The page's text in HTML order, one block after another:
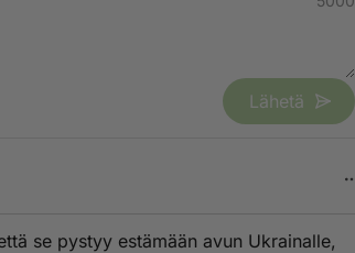
Lähetä
se pystyy estämään avun Ukrainalle,